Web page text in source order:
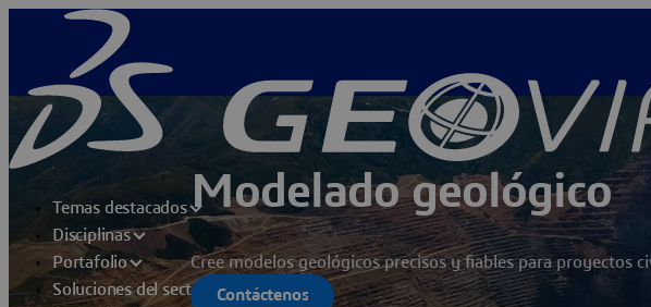
Temas destacados
Disciplinas
Portafolio
Soluciones del sector
Modelado geológico
Cree modelos geológicos precisos y fiables para proyectos
Contáctenos